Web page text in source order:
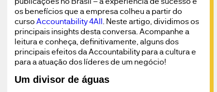
os benefícios que a empresa colheu a partir do
cursoAccountability 4All . Neste artigo, dividimos os
principais insights desta conversa. Acompanhe a
leitura e conheça, definitivamente, alguns dos
principais efeitos da Accountability para a cultura e
para a atuação dos líderes de um negócio!
Um divisor de águas